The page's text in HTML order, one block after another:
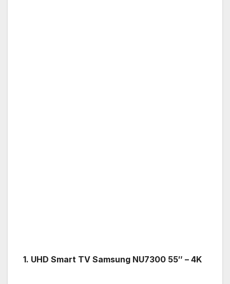
1. UHD Smart TV Samsung NU7300 55″ – 4K